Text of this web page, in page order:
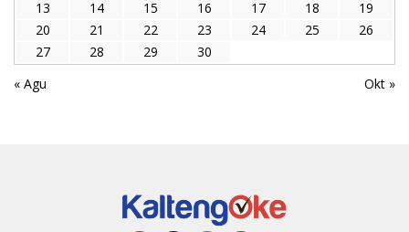
13
14 15 16 17 18
19
20
21 22 23 24 25
26
27
28 29
30
« Agu
Okt »